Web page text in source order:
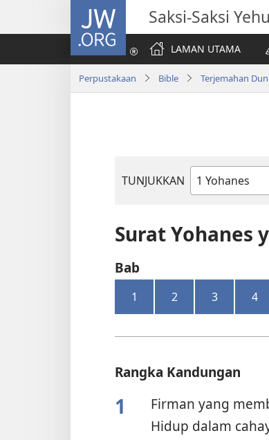
JW.ORG Saksi-Saksi
LAMAN UTAMA
Perpustakaan Bible Terjemahan
TUNJUKKAN
Buku
Surat Yohanes
Bab
1 2 3 4
Rangka Kandungan
1 Firman yang
Hidup dalam